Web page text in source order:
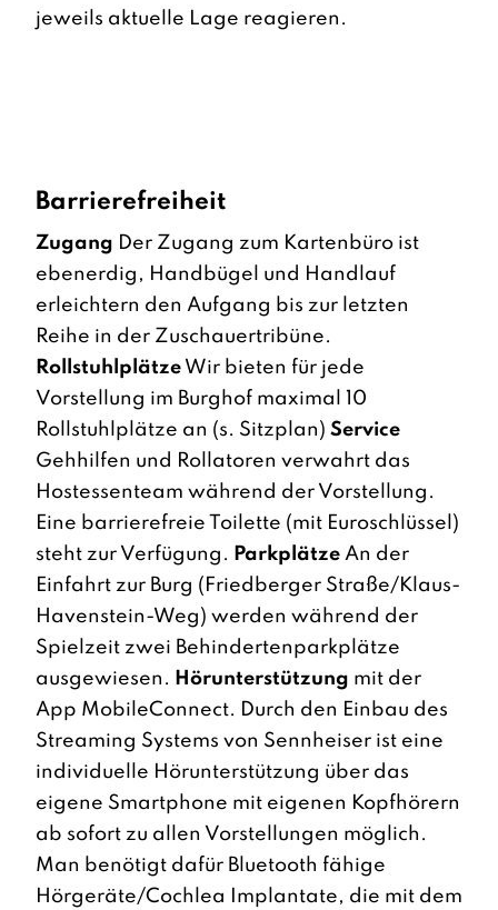
jeweils aktuelle Lage reagieren.
Barrierefreiheit
Zugang Der Zugang zum Kartenbüro ist
ebenerdig, Handbügel und Handlauf
erleichtern den Aufgang bis zur letzten
Reihe in der Zuschauertribüne.
Rollstuhlplätze Wir bieten für jede
Vorstellung im Burghof maximal 10
Rollstuhlplätze an (s. Sitzplan) Service
Gehhilfen und Rollatoren verwahrt das
Hostessenteam während der Vorstellung.
Eine barrierefreie Toilette (mit Euroschlüssel)
steht zur Verfügung. Parkplätze An der
Einfahrt zur Burg (Friedberger Straße/Klaus-
Havenstein-Weg) werden während der
Spielzeit zwei Behindertenparkplätze
ausgewiesen. Hörunterstützung mit der
App MobileConnect. Durch den Einbau des
Streaming Systems von Sennheiser ist eine
individuelle Hörunterstützung über das
eigene Smartphone mit eigenen Kopfhörern
ab sofort zu allen Vorstellungen möglich.
Man benötigt dafür Bluetooth fähige
Hörgeräte/Cochlea Implantate, die mit dem